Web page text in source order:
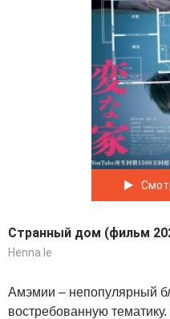
Странный дом (фильм
Henna Ie
Амэмии – непопулярный
востребованную